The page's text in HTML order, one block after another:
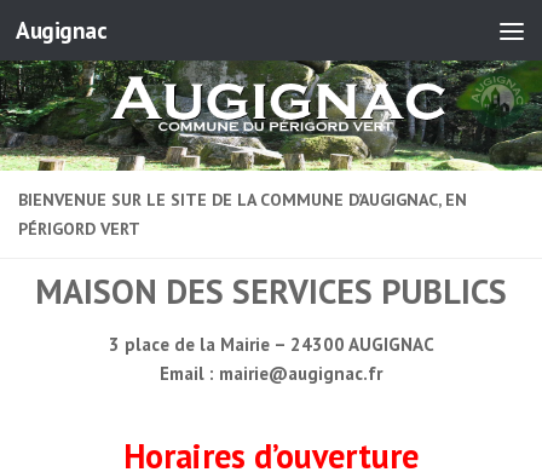
Skip to content
Augignac
BIENVENUE SUR LE SITE DE LA COMMUNE D’AUGIGNAC, EN
PÉRIGORD VERT
MAISON DES SERVICES PUBLICS
3 place de la Mairie – 24300 AUGIGNAC
Email : mairie@augignac.fr
Horaires d’ouverture